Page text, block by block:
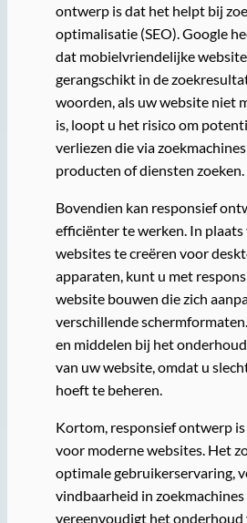
ontwerp is dat het helpt bij
optimalisatie (SEO). Google
dat mobielvriendelijke
gerangschikt in de
woorden, als uw website niet
is, loopt u het risico om
verliezen die via
producten of diensten zoeken.
Bovendien kan responsief
efficiënter te werken. In plaats
websites te creëren voor
apparaten, kunt u met
website bouwen die zich
verschillende
en middelen bij het
van uw website, omdat u
hoeft te beheren.
Kortom, responsief ontwerp
voor moderne websites. Het
optimale gebruikerservaring,
vindbaarheid in zoekmachines
vereenvoudigt het onderhoud